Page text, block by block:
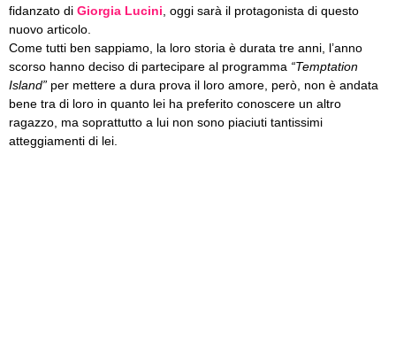
fidanzato di Giorgia Lucini , oggi sarà il protagonista di questo
nuovo articolo.
Come tutti ben sappiamo, la loro storia è durata tre anni, l’anno
scorso hanno deciso di partecipare al programma “Temptation
Island” per mettere a dura prova il loro amore, però, non è andata
bene tra di loro in quanto lei ha preferito conoscere un altro
ragazzo, ma soprattutto a lui non sono piaciuti tantissimi
atteggiamenti di lei.